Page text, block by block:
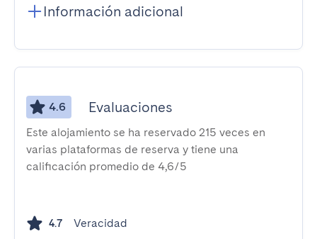
Información adicional
4.6 Evaluaciones
Este alojamiento se ha reservado 215 veces en
varias plataformas de reserva y tiene una
calificación promedio de 4,6/5
4.7 Veracidad